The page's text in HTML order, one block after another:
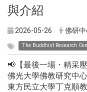
與介紹
2026-05-26 佛研
The Buddhist Research
📢【最後一場・精采
佛光大學佛教研究中
東方民立大學丁克順